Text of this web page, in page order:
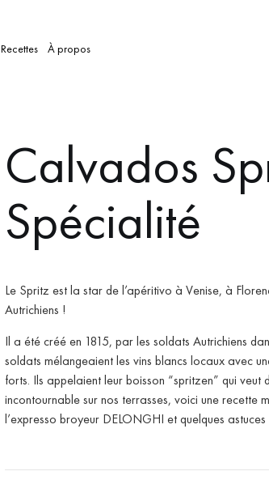
Recettes À propos
Calvados
Spécialité
Le Spritz est la star de l’apéritivo à Venise, à
Autrichiens !
Il a été créé en 1815, par les soldats Autrichiens
soldats mélangeaient les vins blancs locaux avec
forts. Ils appelaient leur boisson “spritzen” qui veut
incontournable sur nos terrasses, voici une
l’expresso broyeur DELONGHI et quelques